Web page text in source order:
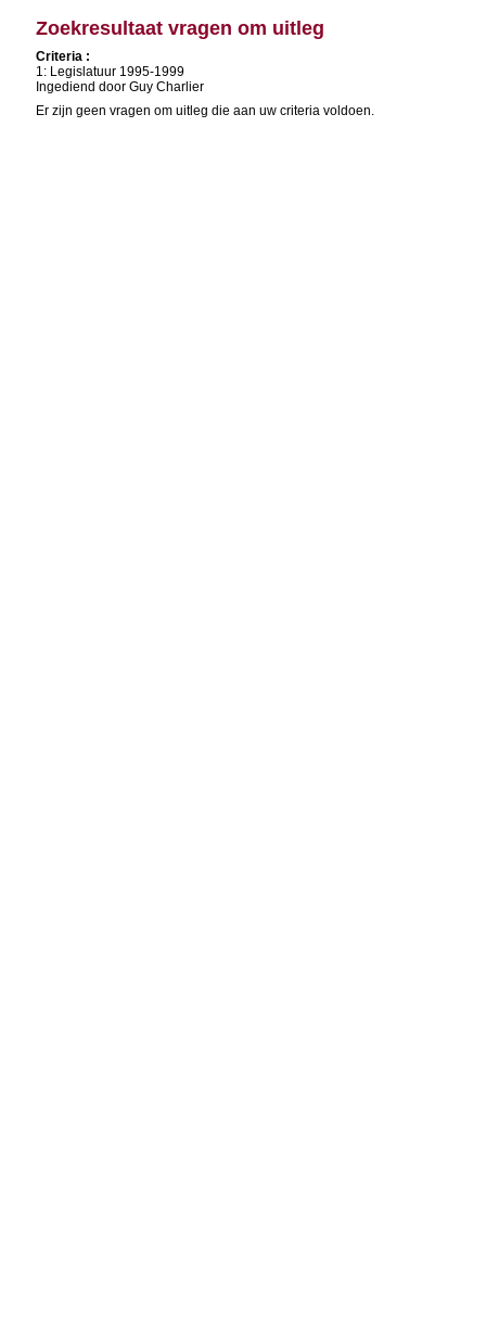
Zoekresultaat vragen om uitleg
Criteria :
1: Legislatuur 1995-1999
Ingediend door Guy Charlier
Er zijn geen vragen om uitleg die aan uw criteria voldoen.